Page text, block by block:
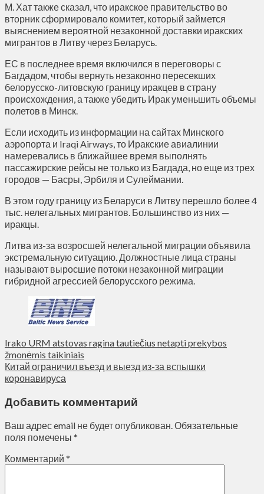
М. Хат также сказал, что иракское правительство во
вторник сформировало комитет, который займется
выяснением вероятной незаконной доставки иракских
мигрантов в Литву через Беларусь.
ЕС в последнее время включился в переговоры с
Багдадом, чтобы вернуть незаконно пересекших
белорусско-литовскую границу иракцев в страну
происхождения, а также убедить Ирак уменьшить объемы
полетов в Минск.
Если исходить из информации на сайтах Минского
аэропорта и Iraqi Airways, то Иракские авиалинии
намеревались в ближайшее время выполнять
пассажирские рейсы не только из Багдада, но еще из трех
городов — Басры, Эрбиля и Сулеймании.
В этом году границу из Беларуси в Литву перешло более 4
тыс. нелегальных мигрантов. Большинство из них —
иракцы.
Литва из-за возросшей нелегальной миграции объявила
экстремальную ситуацию. Должностные лица страны
называют выросшие потоки незаконной миграции
гибридной агрессией белорусского режима.
Irako URM atstovas ragina tautiečius netapti prekybos
žmonėmis taikiniais
Китай ограничил въезд и выезд из-за вспышки
коронавируса
Добавить комментарий
Ваш адрес email не будет опубликован.Обязательные
поля помечены *
Комментарий *